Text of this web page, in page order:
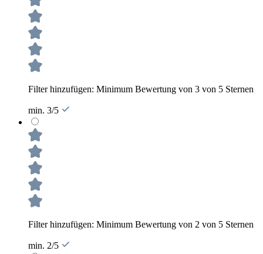
Filter hinzufügen: Minimum Bewertung von 3 von 5 Sternen
min. 3/5
Filter hinzufügen: Minimum Bewertung von 2 von 5 Sternen
min. 2/5